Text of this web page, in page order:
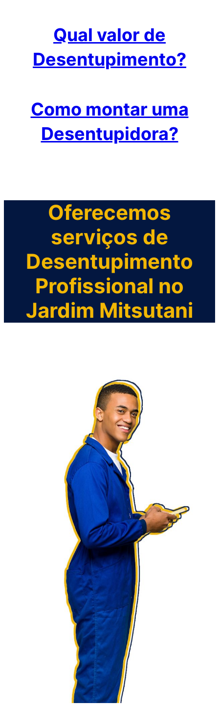
Qual valor de
Desentupimento?
Como montar uma
Desentupidora?
Oferecemos
serviços de
Desentupimento
Profissional no
Jardim Mitsutani